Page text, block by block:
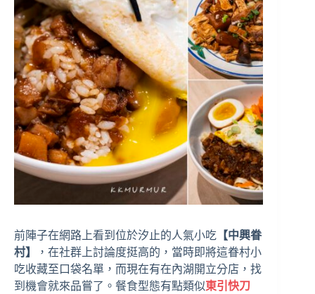
前陣子在網路上看到位於汐止的人氣小吃 【中興眷
村】
，在社群上討論度挺高的，當時即將這眷村小
吃收藏至口袋名單，而現在有在內湖開立分店，找
到機會就來品嘗了。餐食型態有點類似東引快刀